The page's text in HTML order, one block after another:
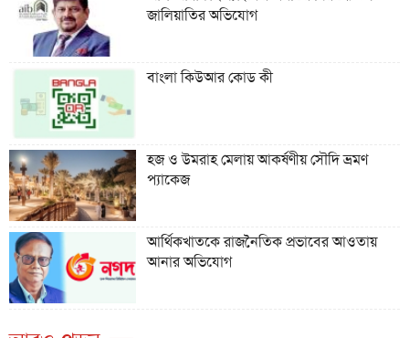
জালিয়াতির অভিযোগ
বাংলা কিউআর কোড কী
হজ ও উমরাহ মেলায় আকর্ষণীয় সৌদি ভ্রমণ
প্যাকেজ
আর্থিকখাতকে রাজনৈতিক প্রভাবের আওতায়
আনার অভিযোগ